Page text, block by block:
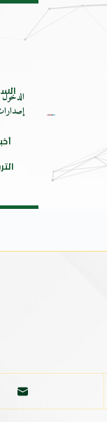
الدخول